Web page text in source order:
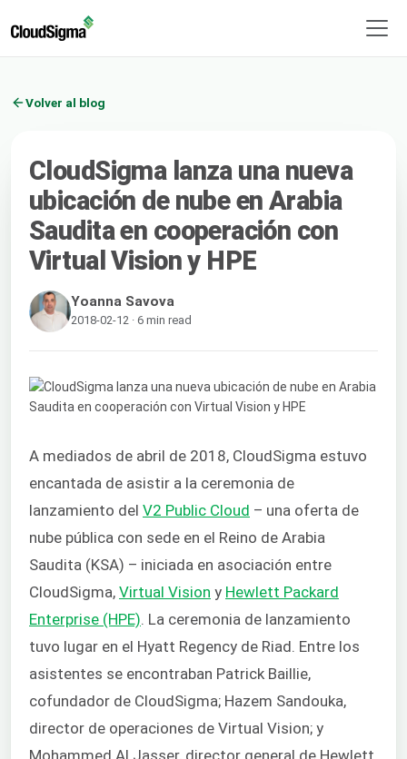
Volver al blog
CloudSigma lanza una nueva
ubicación de nube en Arabia
Saudita en cooperación con
Virtual Vision y HPE
Yoanna Savova
2018-02-12 · 6 min read
A mediados de abril de 2018, CloudSigma estuvo
encantada de asistir a la ceremonia de
lanzamiento del V2 Public Cloud – una oferta de
nube pública con sede en el Reino de Arabia
Saudita (KSA) – iniciada en asociación entre
CloudSigma, Virtual Vision y Hewlett Packard
Enterprise (HPE) . La ceremonia de lanzamiento
tuvo lugar en el Hyatt Regency de Riad. Entre los
asistentes se encontraban Patrick Baillie,
cofundador de CloudSigma; Hazem Sandouka,
director de operaciones de Virtual Vision; y
Mohammed Al Jasser, director general de Hewlett